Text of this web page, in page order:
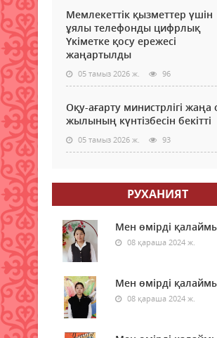
Мемлекеттік қызметтер үшін
ұялы телефонды цифрлық
Үкіметке қосу ережесі
жаңартылды
05 тамыз 2026 ж. 96
Оқу-ағарту министрлігі жаңа
жылының күнтізбесін бекітті
05 тамыз 2026 ж. 93
күшейеді: төлемдерге
қадағалау жүйесі енгізілмек
05 тамыз 2026 ж.
Донор мен реципиенттің
сәйкестігін бағалайтын AI
жұмыс істейді
05 тамыз 2026 ж. 96
Қазақстанда 200-ден астам
РУХАНИЯТ
Мен өмірді
08 қараша 2024 ж.
Мен өмірді
08 қараша 2024 ж.